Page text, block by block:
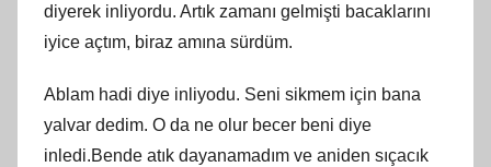
diyerek inliyordu. Artık zamanı gelmişti bacaklarını
iyice açtım, biraz amına sürdüm.
Ablam hadi diye inliyodu. Seni sikmem için bana
yalvar dedim. O da ne olur becer beni diye
inledi.Bende atık dayanamadım ve aniden sıçacık